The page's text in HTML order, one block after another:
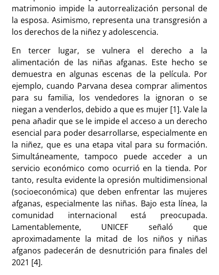
matrimonio impide la autorrealización personal de
la esposa. Asimismo, representa una transgresión a
los derechos de la niñez y adolescencia.
En tercer lugar, se vulnera el derecho a la
alimentación de las niñas afganas. Este hecho se
demuestra en algunas escenas de la película. Por
ejemplo, cuando Parvana desea comprar alimentos
para su familia, los vendedores la ignoran o se
niegan a venderlos, debido a que es mujer [1]. Vale la
pena añadir que se le impide el acceso a un derecho
esencial para poder desarrollarse, especialmente en
la niñez, que es una etapa vital para su formación.
Simultáneamente, tampoco puede acceder a un
servicio económico como ocurrió en la tienda. Por
tanto, resulta evidente la opresión multidimensional
(socioeconómica) que deben enfrentar las mujeres
afganas, especialmente las niñas. Bajo esta línea, la
comunidad internacional está preocupada.
Lamentablemente, UNICEF señaló que
aproximadamente la mitad de los niños y niñas
afganos padecerán de desnutrición para finales del
2021 [4].